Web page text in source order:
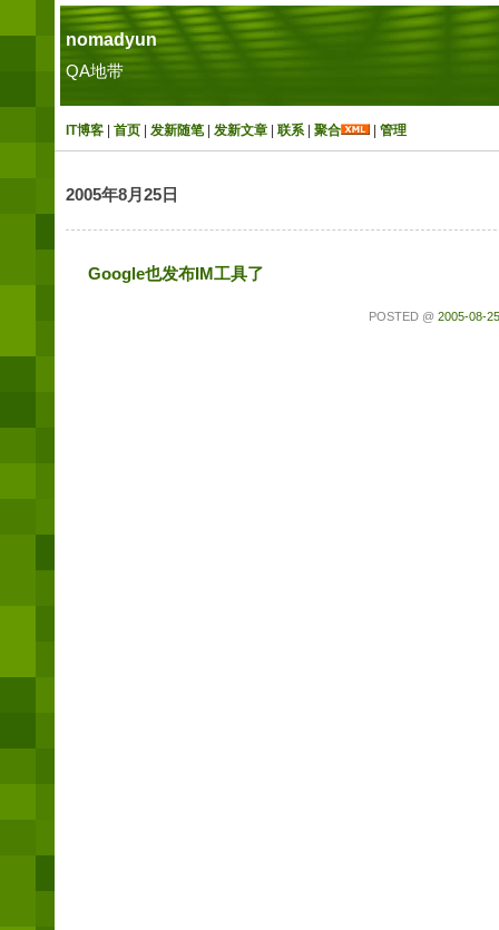
nomadyun
QA地带
IT博客 首页 发新随笔| 发新文章 联系| 聚合 管理
2005年8月25日
Google也发布IM工具了
POSTED @ 2005-08-